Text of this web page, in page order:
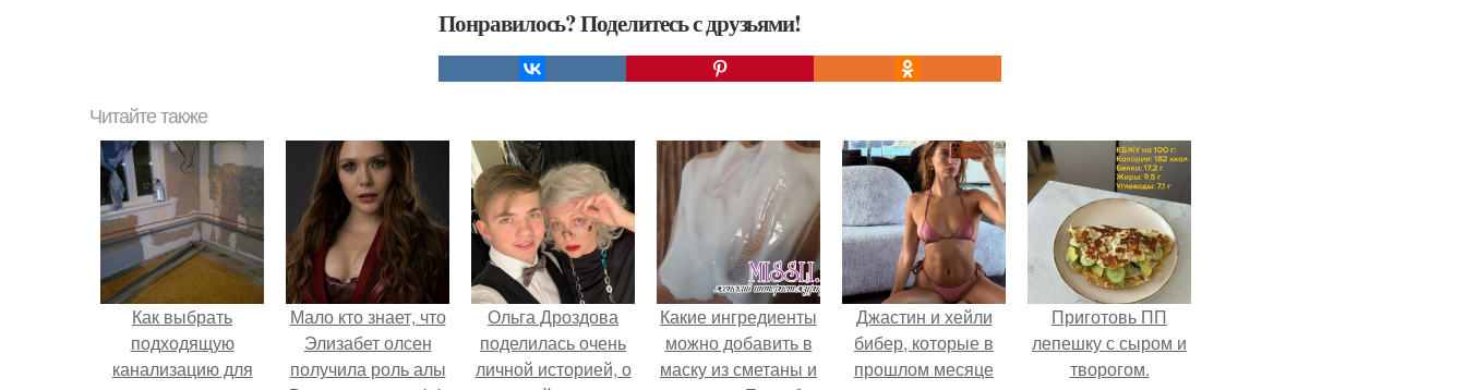
Понравилось? Поделитесь с друзьями!
Читайте также
Как выбрать
подходящую
канализацию для
Мало кто знает, что
Элизабет олсен
получила роль алы
Ольга Дроздова
поделилась очень
личной историей, о
Какие ингредиенты
можно добавить в
маску из сметаны и
Джастин и хейли
бибер, которые в
прошлом месяце
Приготовь ПП
лепешку с сыром и
творогом.